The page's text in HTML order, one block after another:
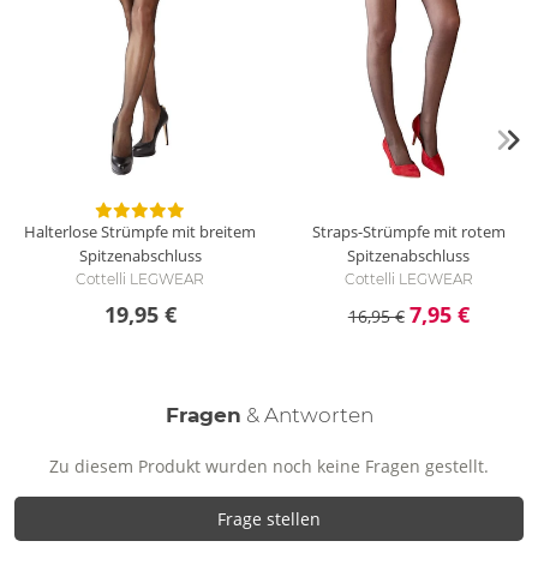
Halterlose Strümpfe mit breitem
Spitzenabschluss
Cottelli LEGWEAR
19,95 €
Straps-Strümpfe mit rotem
Spitzenabschluss
Cottelli LEGWEAR
16,95 € 7,95 €
Fragen & Antworten
Zu diesem Produkt wurden noch keine Fragen gestellt.
Frage stellen